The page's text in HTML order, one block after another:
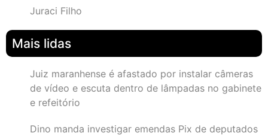
Juraci Filho
Mais lidas
Juiz maranhense é afastado por instalar câmeras
de vídeo e escuta dentro de lâmpadas no gabinete
e refeitório
Dino manda investigar emendas Pix de deputados